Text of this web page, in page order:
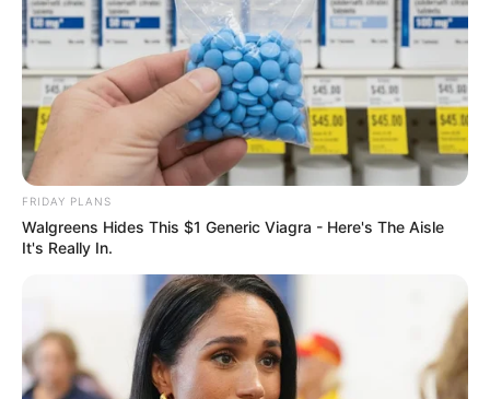
FRIDAY PLANS
Walgreens Hides This $1 Generic Viagra - Here's The Aisle
It's Really In.